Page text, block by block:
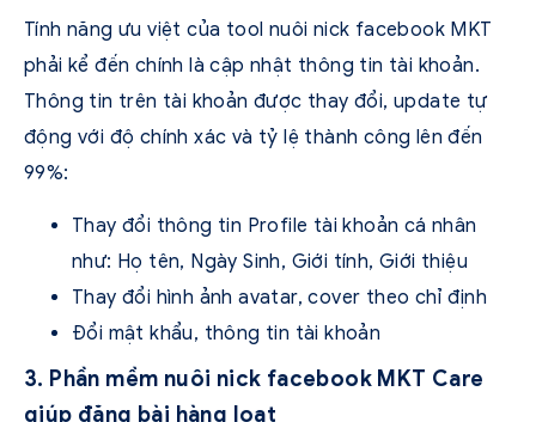
Tính năng ưu việt của tool nuôi nick facebook MKT
phải kể đến chính là cập nhật thông tin tài khoản.
Thông tin trên tài khoản được thay đổi, update tự
động với độ chính xác và tỷ lệ thành công lên đến
99%:
Thay đổi thông tin Profile tài khoản cá nhân
như: Họ tên, Ngày Sinh, Giới tính, Giới thiệu
Thay đổi hình ảnh avatar, cover theo chỉ định
Đổi mật khẩu, thông tin tài khoản
3. Phần mềm nuôi nick facebook MKT Care
giúp đăng bài hàng loạt